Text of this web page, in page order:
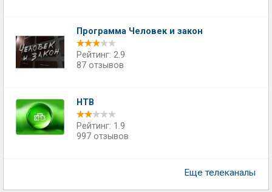
Программа Человек и закон
Рейтинг: 2.9
87 отзывов
НТВ
Рейтинг: 1.9
997 отзывов
Еще телеканалы